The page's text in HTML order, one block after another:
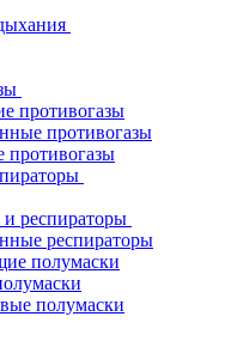
противогазы
противогазы
респираторы
респираторы
полумаски
полумаски